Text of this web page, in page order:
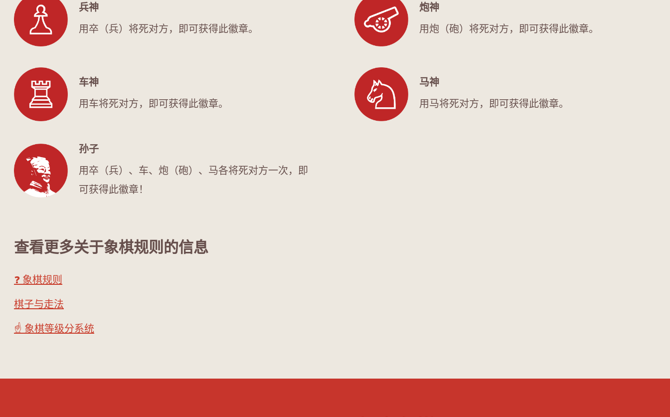
兵神
用卒（兵）将死对方，即可获得此徽章。
炮神
用炮（砲）将死对方，即可获得此徽章。
车神
用车将死对方，即可获得此徽章。
马神
用马将死对方，即可获得此徽章。
孙子
用卒（兵）、车、炮（砲）、马各将死对方一次，即
可获得此徽章！
查看更多关于象棋规则的信息
❓ 象棋规则
棋子与走法
☝️ 象棋等级分系统